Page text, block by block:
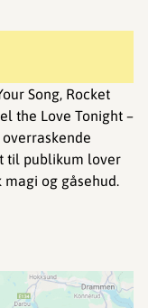
Song, Rocket
the Love Tonight –
til publikum lover
og gåsehud.